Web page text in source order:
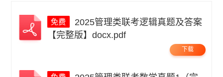
【完整版】docx.pdf
下载